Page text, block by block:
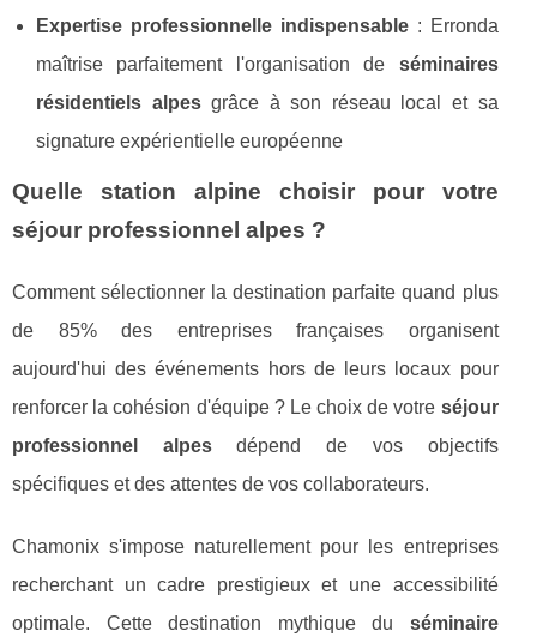
Expertise professionnelle indispensable: Erronda
maîtrise parfaitement l'organisation de séminaires
résidentiels alpesgrâce à son réseau local et sa
signature expérientielle européenne
Quelle station alpine choisir pour votre
séjour professionnel alpes ?
Comment sélectionner la destination parfaite quand plus
de 85% des entreprises françaises organisent
aujourd'hui des événements hors de leurs locaux pour
renforcer la cohésion d'équipe ? Le choix de votre séjour
professionnel alpesdépend de vos objectifs
spécifiques et des attentes de vos collaborateurs.
Chamonix s'impose naturellement pour les entreprises
recherchant un cadre prestigieux et une accessibilité
optimale. Cette destination mythique du séminaire